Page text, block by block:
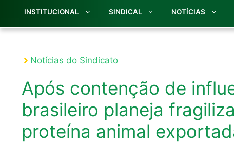
INSTITUCIONAL SINDICAL NOTÍCIAS
Notícias do Sindicato
Após contenção de
brasileiro planeja
proteína animal